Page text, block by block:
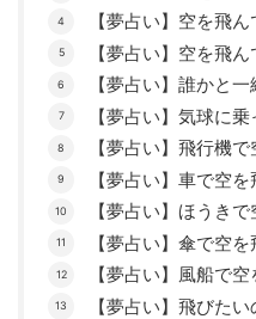
【夢占い】空を飛
【夢占い】空を飛
【夢占い】誰かと
【夢占い】気球に
【夢占い】飛行機
【夢占い】車で空
【夢占い】ほうき
【夢占い】傘で空
【夢占い】風船で
【夢占い】飛びた